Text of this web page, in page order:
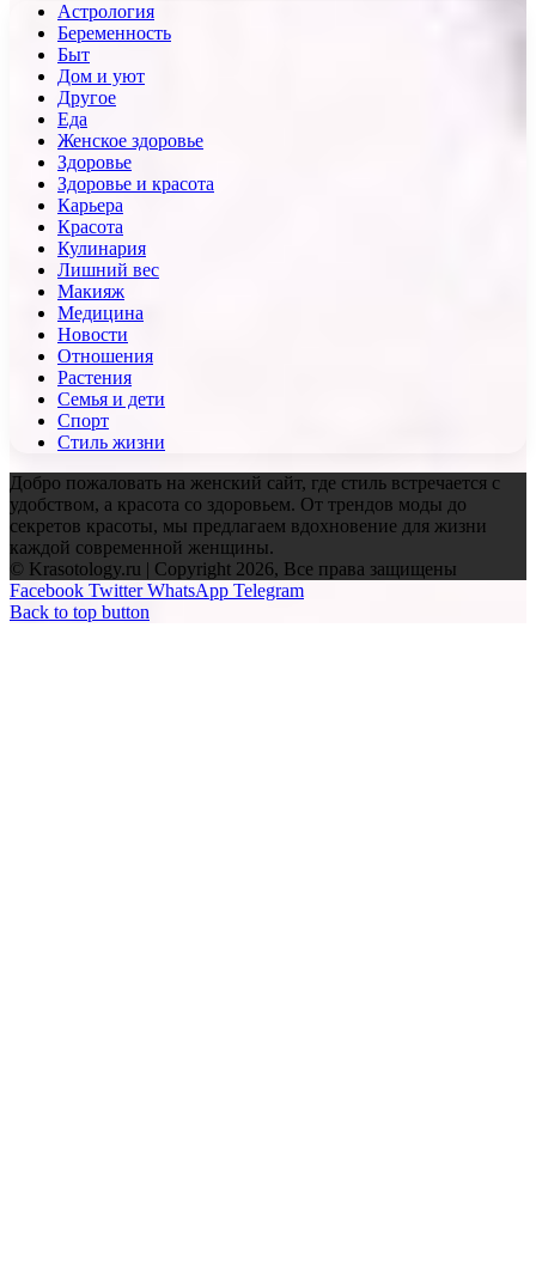
Астрология
Беременность
Быт
Дом и уют
Другое
Еда
Женское здоровье
Здоровье
Здоровье и красота
Карьера
Красота
Кулинария
Лишний вес
Макияж
Медицина
Новости
Отношения
Растения
Семья и дети
Спорт
Стиль жизни
Добро пожаловать на женский сайт, где стиль встречается с
удобством, а красота со здоровьем. От трендов моды до
секретов красоты, мы предлагаем вдохновение для жизни
каждой современной женщины.
© Krasotology.ru | Copyright 2026, Все права защищены
Facebook Twitter WhatsApp Telegram
Back to top button